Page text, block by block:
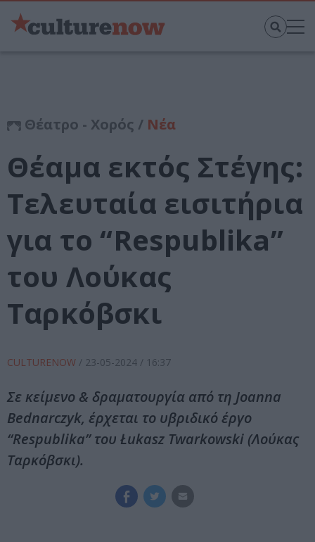
Θέατρο - Χορός / Νέα
Θέαμα εκτός Στέγης:
Τελευταία εισιτήρια
για το “Respublika”
του Λούκας
Ταρκόβσκι
CULTURENOW / 23-05-2024 / 16:37
Σε κείμενο & δραματουργία από τη Joanna
Bednarczyk, έρχεται το υβριδικό έργο
“Respublika” του Łukasz Twarkowski (Λούκας
Ταρκόβσκι).